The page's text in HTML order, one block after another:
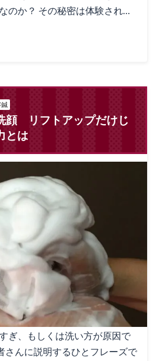
のか？ その秘密は体験され…
顔 リフトアップだけじ
とは
ぎ、もしくは洗い方が原因で
さんに説明するひとフレーズで